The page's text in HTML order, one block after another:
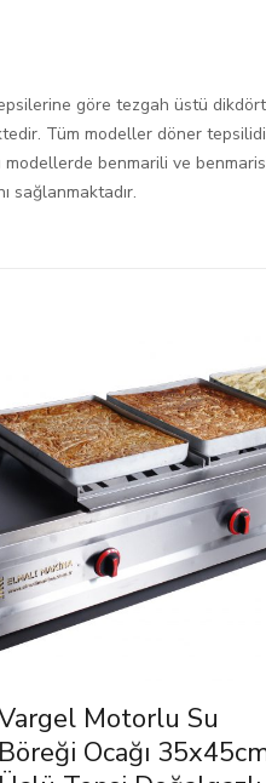
göre tezgah üstü
Tüm modeller döner
benmarili ve
sağlanmaktadır.
Motorlu Su
Böreği Ocağı